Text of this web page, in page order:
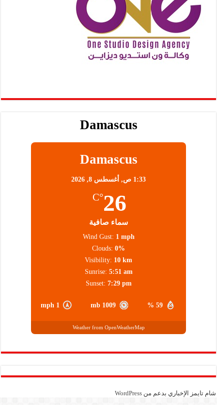
Damascus
Damascus
1:33 ص, أغسطس 8, 2026
26
°C
سماء صافية
59 %
1009 mb
1 mph
Wind Gust: 1 mph
Clouds: 0%
Visibility: 10 km
Sunrise: 5:51 am
Sunset: 7:29 pm
Weather from OpenWeatherMap
شام تايمز الإخباري بدعم منWordPress